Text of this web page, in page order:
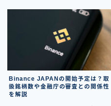
Binance JAPANの開始予定は？取
扱銘柄数や金融庁の審査との関係性
を解説